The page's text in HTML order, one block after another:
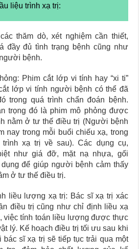
liệu trình xạ trị:
thăm dò, xét nghiệm cần thiết,
đầy đủ tình trạng bệnh cũng như
bệnh.
Phim cắt lớp vi tính hay “xi ti”
lớp vi tính người bệnh có thể đã
trong quá trình chẩn đoán bệnh.
trọng đó là phim mô phỏng được
nằm ở tư thế điều trị (Người bệnh
nay trong mỗi buổi chiếu xạ, trong
xạ trị về sau). Các dụng cụ,
như giá đỡ, mặt nạ nhựa, gối
để giúp người bệnh cảm thấy
ở tư thế điều trị.
liều lượng xạ trị: Bác sĩ xạ trị xác
điều trị cũng như chỉ định liều xạ
việc tính toán liều lượng được thực
lý. Kế hoạch điều trị tối ưu sau khi
sĩ xạ trị sẽ tiếp tục trải qua một